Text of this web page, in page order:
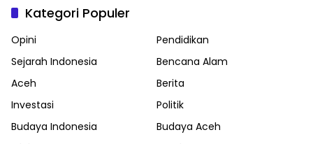
Kategori Populer
Opini
Pendidikan
Sejarah Indonesia
Bencana Alam
Aceh
Berita
Investasi
Politik
Budaya Indonesia
Budaya Aceh